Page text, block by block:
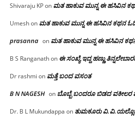
Shivaraju KPon ಮತ ಹಾಕುವ ಮುನ್ನ ಈ ಹಸಿವಿನ
Umeshon ಮತ ಹಾಕುವ ಮುನ್ನ ಈ ಹಸಿವಿನ ಕಥನ
prasanna on ಮತ ಹಾಕುವ ಮುನ್ನ ಈ ಹಸಿವಿನ
B S Ranganathon ಈ ಸಂಖ್ಯೆ ಇದ್ದ ಹಣ್ಣು
Dr rashmi on ಮತ್ತೆ ಬಂದ ವಸಂತ
B N NAGESH on ಬೊಬ್ಬೆ ಬಂದರೂ ಬಿಡದ ವಕೀಲರ
Dr. B L Mukundappa on ತುಮಕೂರು‌